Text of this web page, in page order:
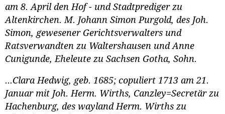
am 8. April den Hof - und Stadtprediger zu
Altenkirchen. M. Johann Simon Purgold, des Joh.
Simon, gewesener Gerichtsverwalters und
Ratsverwandten zu Waltershausen und Anne
Cunigunde, Eheleute zu Sachsen Gotha, Sohn.
...Clara Hedwig, geb. 1685; copuliert 1713 am 21.
Januar mit Joh. Herm. Wirths, Canzley=Secretär zu
Hachenburg, des wayland Herm. Wirths zu